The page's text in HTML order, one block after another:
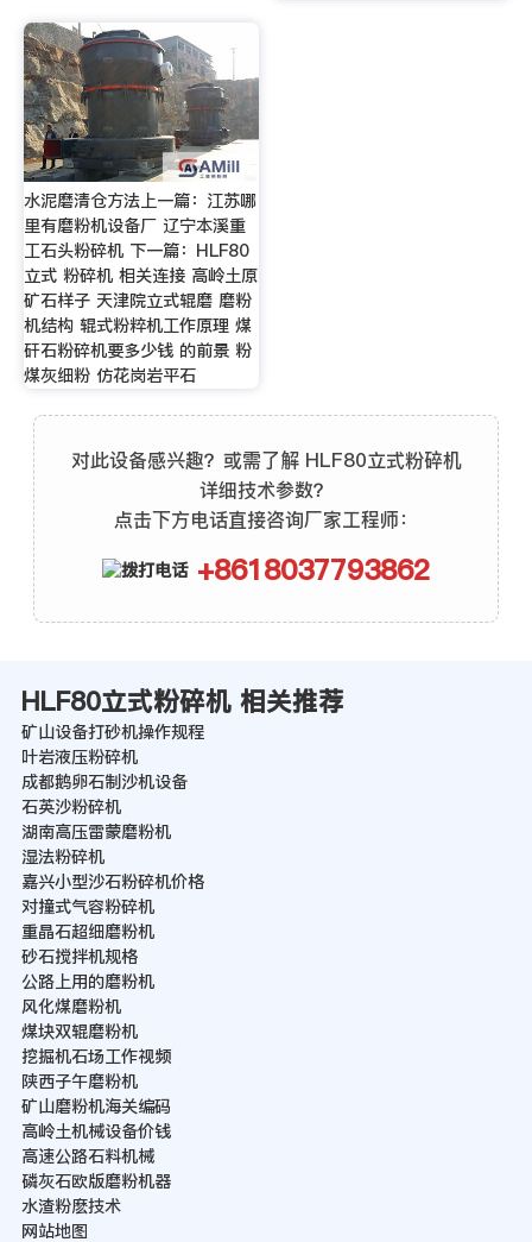
水泥磨清仓方法上一篇：江苏哪
里有磨粉机设备厂 辽宁本溪重
工石头粉碎机 下一篇：HLF80
立式 粉碎机 相关连接 高岭土原
矿石样子 天津院立式辊磨 磨粉
机结构 辊式粉粹机工作原理 煤
矸石粉碎机要多少钱 的前景 粉
煤灰细粉 仿花岗岩平石
对此设备感兴趣？或需了解 HLF80立式粉碎机
详细技术参数？
点击下方电话直接咨询厂家工程师：
+8618037793862
HLF80立式粉碎机 相关推荐
矿山设备打砂机操作规程
叶岩液压粉碎机
成都鹅卵石制沙机设备
石英沙粉碎机
湖南高压雷蒙磨粉机
湿法粉碎机
嘉兴小型沙石粉碎机价格
对撞式气容粉碎机
重晶石超细磨粉机
砂石搅拌机规格
公路上用的磨粉机
风化煤磨粉机
煤块双辊磨粉机
挖掘机石场工作视频
陕西子午磨粉机
矿山磨粉机海关编码
高岭土机械设备价钱
高速公路石料机械
磷灰石欧版磨粉机器
水渣粉麽技术
网站地图